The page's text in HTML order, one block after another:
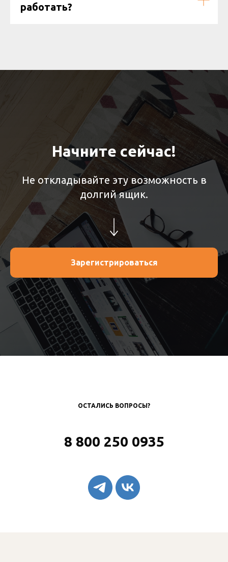
работать?
Начните сейчас!
Не откладывайте эту возможность в
долгий ящик.
Зарегистрироваться
ОСТАЛИСЬ ВОПРОСЫ?
8 800 250 0935